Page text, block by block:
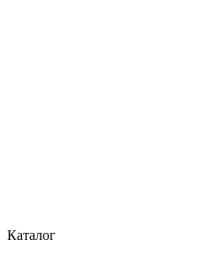
Каталог